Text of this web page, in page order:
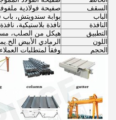
السقف
صفيحة فولاذية
الباب
بوابة سندويتش،
النافذة
نافذة بلاستيكية،
التطبيق
هيكل من الصلب،
اللون
الرمادي الأبيض
الحجم
وفقاً لمتطلبات العملاء